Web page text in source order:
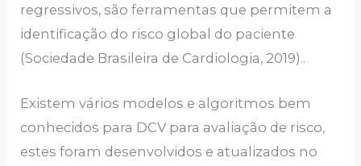
regressivos, são ferramentas que permitem a
identificação do risco global do paciente
(Sociedade Brasileira de Cardiologia, 2019)..
Existem vários modelos e algoritmos bem
conhecidos para DCV para avaliação de risco,
estes foram desenvolvidos e atualizados no